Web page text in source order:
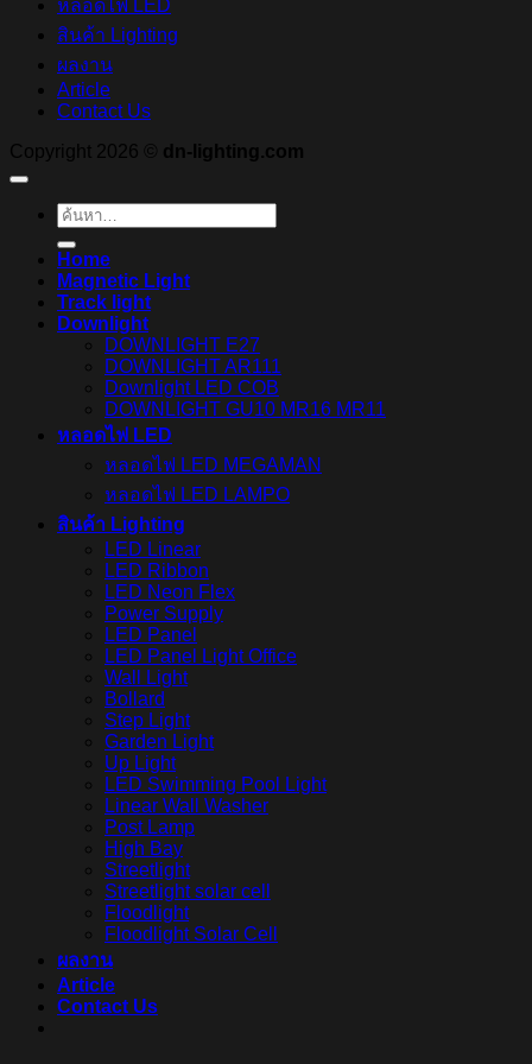
หลอดไฟ LED
สินค้า Lighting
ผลงาน
Article
Contact Us
Copyright 2026 © dn-lighting.com
ค้นหา:
Home
Magnetic Light
Track light
Downlight
DOWNLIGHT E27
DOWNLIGHT AR111
Downlight LED COB
DOWNLIGHT GU10 MR16 MR11
หลอดไฟ LED
หลอดไฟ LED MEGAMAN
หลอดไฟ LED LAMPO
สินค้า Lighting
LED Linear
LED Ribbon
LED Neon Flex
Power Supply
LED Panel
LED Panel Light Office
Wall Light
Bollard
Step Light
Garden Light
Up Light
LED Swimming Pool Light
Linear Wall Washer
Post Lamp
High Bay
Streetlight
Streetlight solar cell
Floodlight
Floodlight Solar Cell
ผลงาน
Article
Contact Us